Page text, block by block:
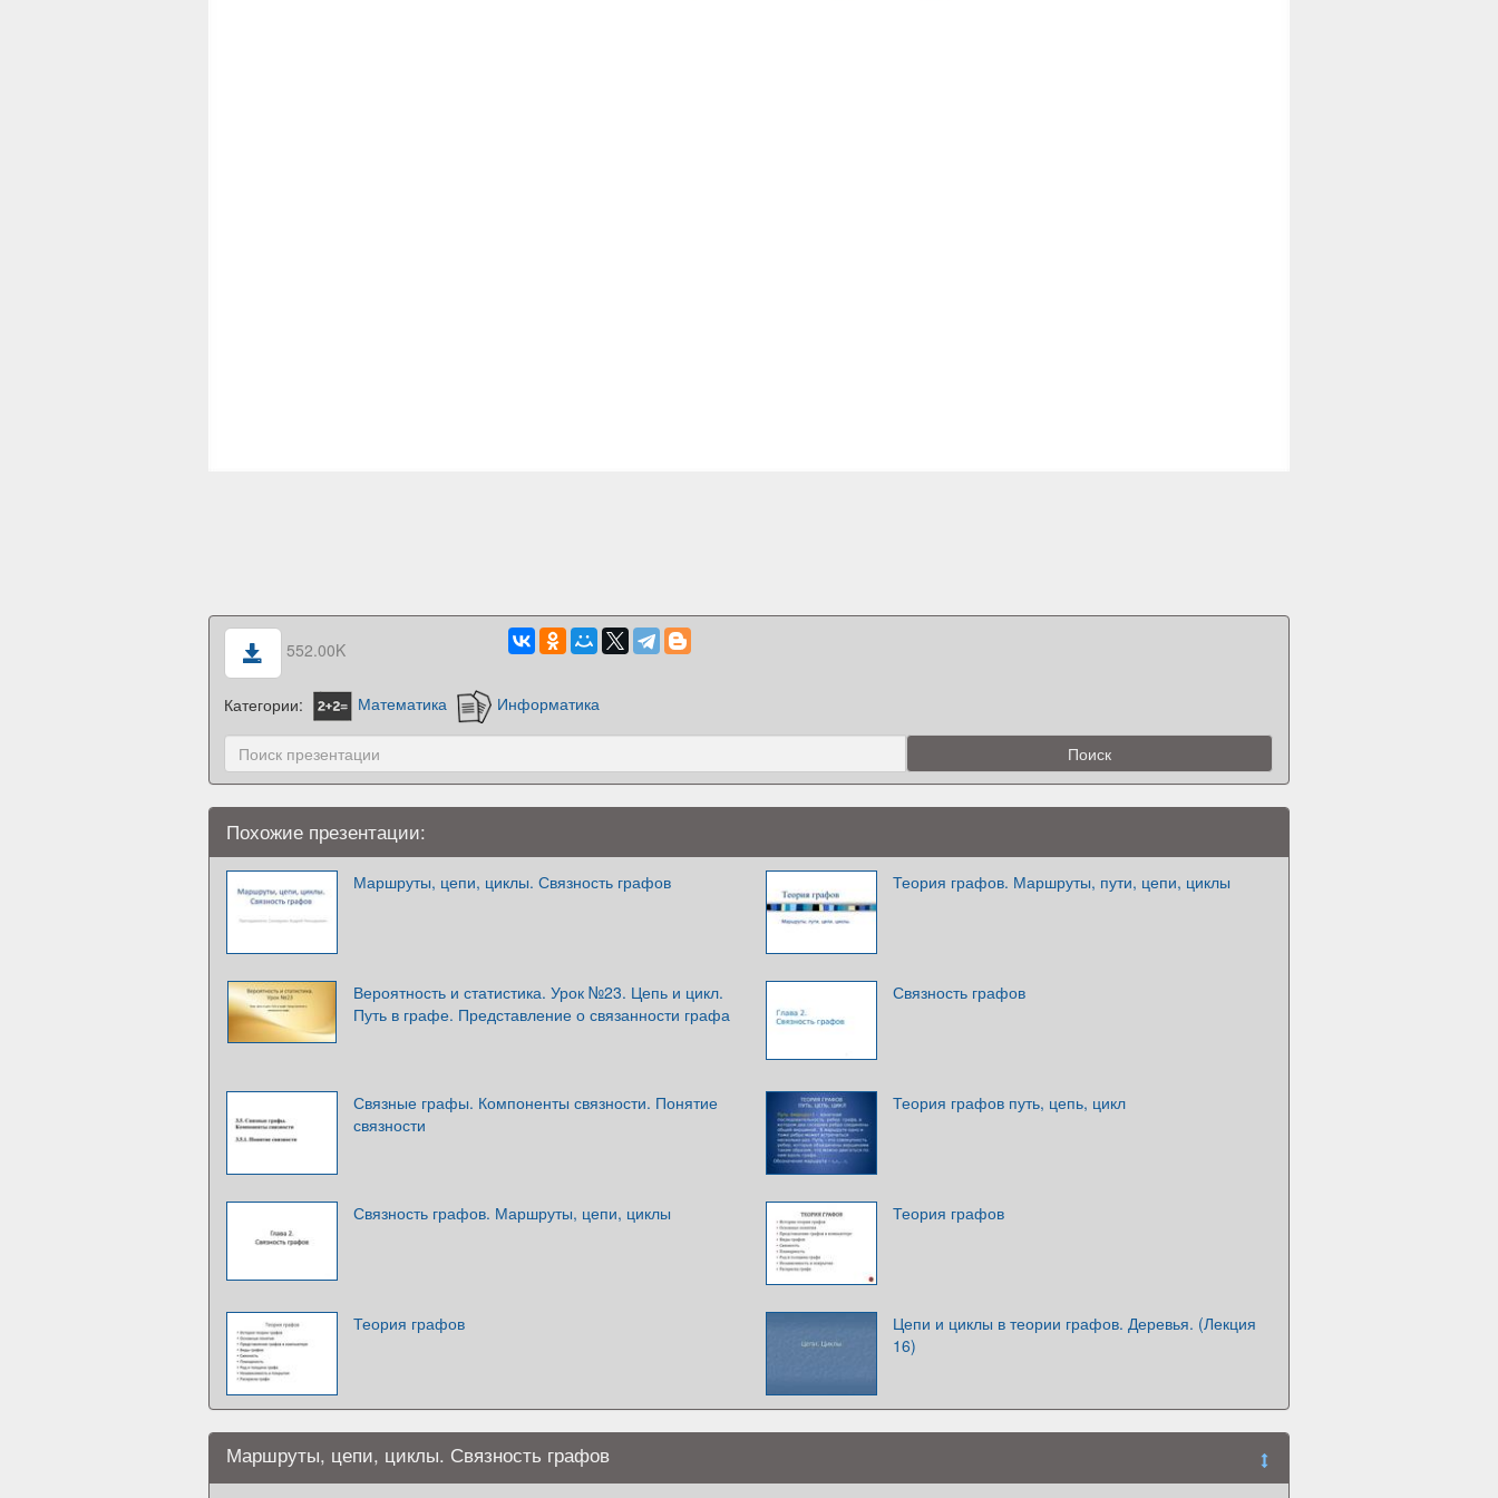
552.00K
Категории: Математика Информатика
Похожие презентации:
Маршруты, цепи, циклы. Связность графов Теория графов. Маршруты, пути, цепи, циклы
Вероятность и статистика. Урок №23. Цепь и цикл.
Путь в графе. Представление о связанности графа
Связность графов
Связные графы. Компоненты связности. Понятие
связности
Теория графов путь, цепь, цикл
Связность графов. Маршруты, цепи, циклы Теория графов
Теория графов
Цепи и циклы в теории графов. Деревья. (Лекция
16)
Маршруты, цепи, циклы. Связность графов